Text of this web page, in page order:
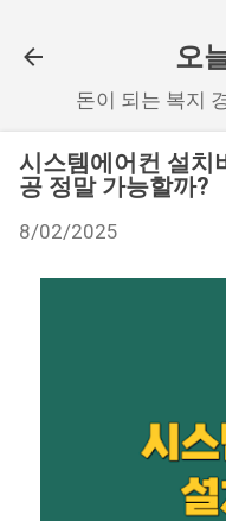
오
돈이 되는 복지
시스템에어컨 설치
공 정말 가능할까?
8/02/2025